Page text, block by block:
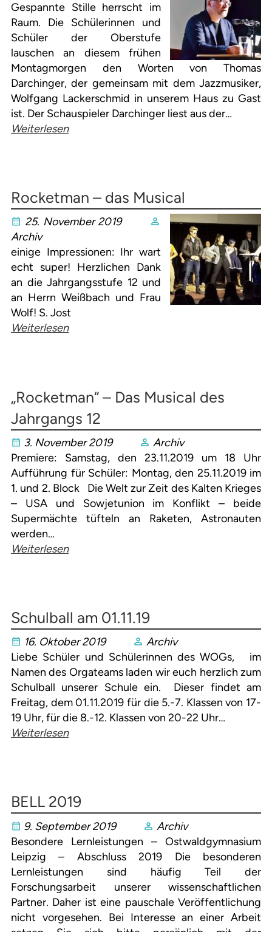
Gespannte Stille herrscht im
Raum. Die Schülerinnen und
Schüler der Oberstufe
lauschen an diesem frühen
Montagmorgen den Worten von Thomas
Darchinger, der gemeinsam mit dem Jazzmusiker,
Wolfgang Lackerschmid in unserem Haus zu Gast
ist. Der Schauspieler Darchinger liest aus der…
Weiterlesen
Rocketman – das Musical
25. November 2019
Archiv
einige Impressionen: Ihr wart
echt super! Herzlichen Dank
an die Jahrgangsstufe 12 und
an Herrn Weißbach und Frau
Wolf! S. Jost
Weiterlesen
„Rocketman“ – Das Musical des
Jahrgangs 12
3. November 2019
Archiv
Premiere: Samstag, den 23.11.2019 um 18 Uhr
Aufführung für Schüler: Montag, den 25.11.2019 im
1. und 2. Block Die Welt zur Zeit des Kalten Krieges
– USA und Sowjetunion im Konflikt – beide
Supermächte tüfteln an Raketen, Astronauten
werden…
Weiterlesen
Schulball am 01.11.19
16. Oktober 2019
Archiv
Liebe Schüler und Schülerinnen des WOGs, im
Namen des Orgateams laden wir euch herzlich zum
Schulball unserer Schule ein. Dieser findet am
Freitag, dem 01.11.2019 für die 5.-7. Klassen von 17-
19 Uhr, für die 8.-12. Klassen von 20-22 Uhr…
Weiterlesen
BELL 2019
9. September 2019
Archiv
Besondere Lernleistungen – Ostwaldgymnasium
Leipzig – Abschluss 2019 Die besonderen
Lernleistungen sind häufig Teil der
Forschungsarbeit unserer wissenschaftlichen
Partner. Daher ist eine pauschale Veröffentlichung
nicht vorgesehen. Bei Interesse an einer Arbeit